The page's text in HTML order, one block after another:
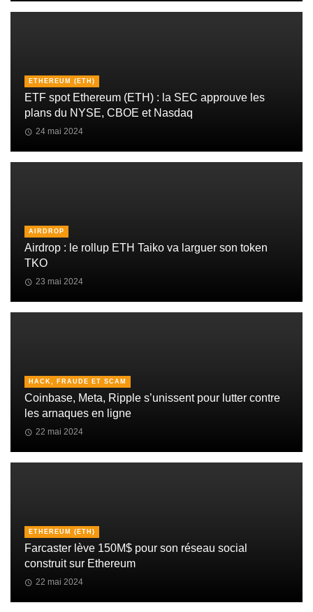
ETHEREUM (ETH)
ETF spot Ethereum (ETH) : la SEC approuve les
plans du NYSE, CBOE et Nasdaq
24 mai 2024
AIRDROP
Airdrop : le rollup ETH Taiko va larguer son token
TKO
23 mai 2024
HACK, FRAUDE ET SCAM
Coinbase, Meta, Ripple s’unissent pour lutter contre
les arnaques en ligne
22 mai 2024
ETHEREUM (ETH)
Farcaster lève 150M$ pour son réseau social
construit sur Ethereum
22 mai 2024